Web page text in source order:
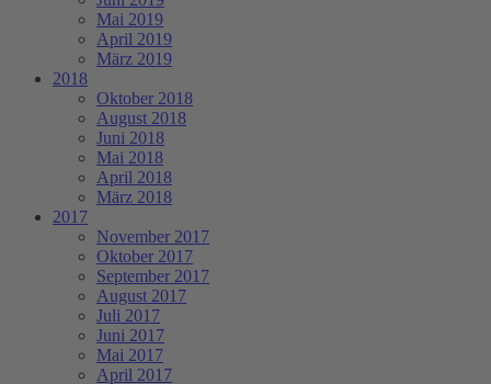
Mai 2019
April 2019
März 2019
2018
Oktober 2018
August 2018
Juni 2018
Mai 2018
April 2018
März 2018
2017
November 2017
Oktober 2017
September 2017
August 2017
Juli 2017
Juni 2017
Mai 2017
April 2017